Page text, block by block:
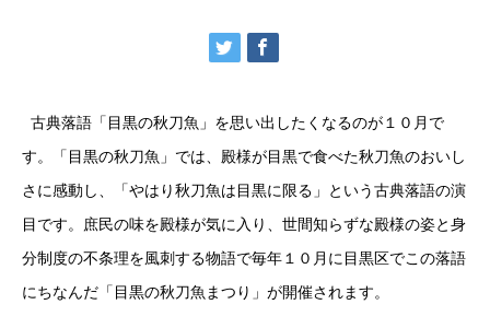
古典落語「目黒の秋刀魚」を思い出したくなるのが１０月で
す。「目黒の秋刀魚」では、殿様が目黒で食べた秋刀魚のおいし
さに感動し、「やはり秋刀魚は目黒に限る」という古典落語の演
目です。庶民の味を殿様が気に入り、世間知らずな殿様の姿と身
分制度の不条理を風刺する物語で毎年１０月に目黒区でこの落語
にちなんだ「目黒の秋刀魚まつり」が開催されます。